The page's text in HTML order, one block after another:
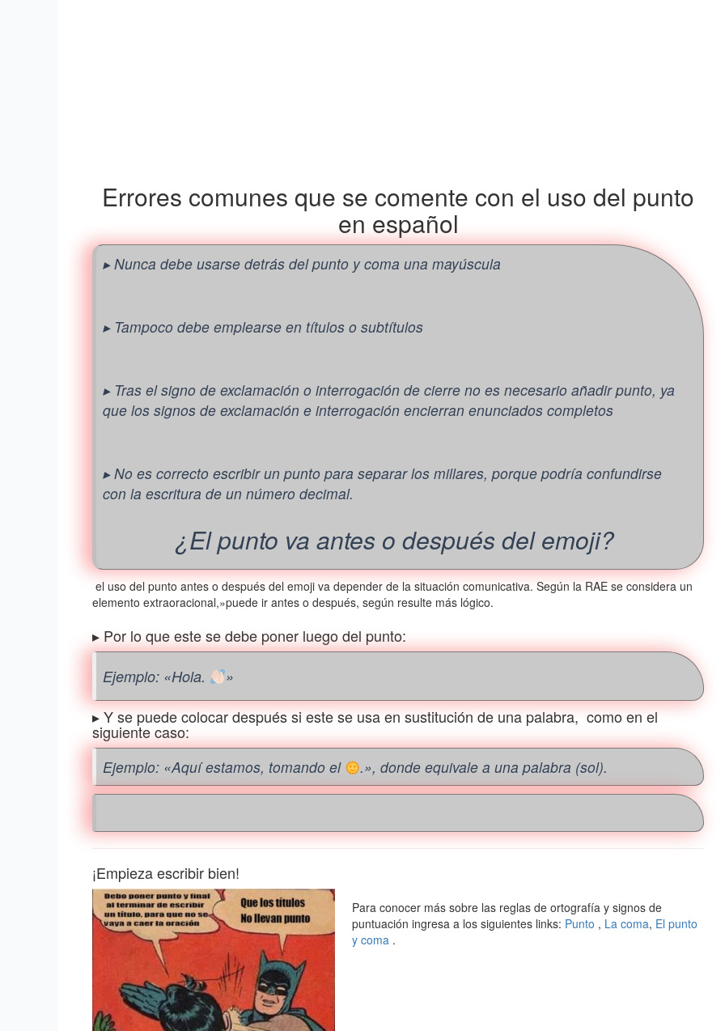
Errores comunes que se comente con el uso del punto
en español
▸ Nunca debe usarse detrás del punto y coma una mayúscula
▸ Tampoco debe emplearse en títulos o subtítulos
▸ Tras el signo de exclamación o interrogación de cierre no es necesario añadir punto, ya
que los signos de exclamación e interrogación encierran enunciados completos
▸ No es correcto escribir un punto para separar los millares, porque podría confundirse
con la escritura de un número decimal.
¿El punto va antes o después del emoji?
el uso del punto antes o después del emoji va depender de la situación comunicativa. Según la RAE se considera un
elemento extraoracional,»puede ir antes o después, según resulte más lógico.
▸ Por lo que este se debe poner luego del punto:
Ejemplo: «Hola. »
▸ Y se puede colocar después si este se usa en sustitución de una palabra, como en el
siguiente caso:
Ejemplo: «Aquí estamos, tomando el .», donde equivale a una palabra (sol).
¡Empieza escribir bien!
Para conocer más sobre las reglas de ortografía y signos de
puntuación ingresa a los siguientes links: Punto , La coma, El punto
y coma .